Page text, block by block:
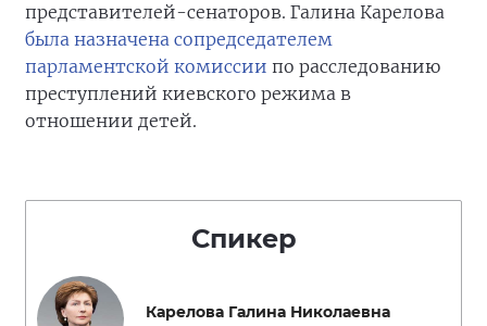
представителей-сенаторов. Галина Карелова
была назначена сопредседателем
парламентской комиссии по расследованию
преступлений киевского режима в
отношении детей.
Спикер
Карелова Галина Николаевна